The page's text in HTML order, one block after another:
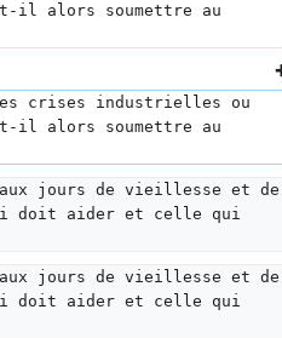
t-il alors soumettre au
crises industrielles ou
t-il alors soumettre au
jours de vieillesse et de
doit aider et celle qui
jours de vieillesse et de
doit aider et celle qui